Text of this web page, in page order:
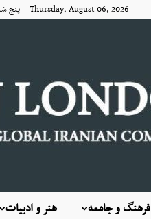
Thursday, August 06, 2026 پنج شنبه, ۱۵ مرداد ۱۴۰۵
هنر و ادبیات فرهنگ و جامعه